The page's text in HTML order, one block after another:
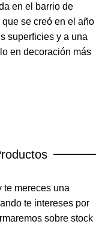
en el barrio de
se creó en el año
superficies y a una
en decoración más
te mereces una
te intereses por
sobre stock